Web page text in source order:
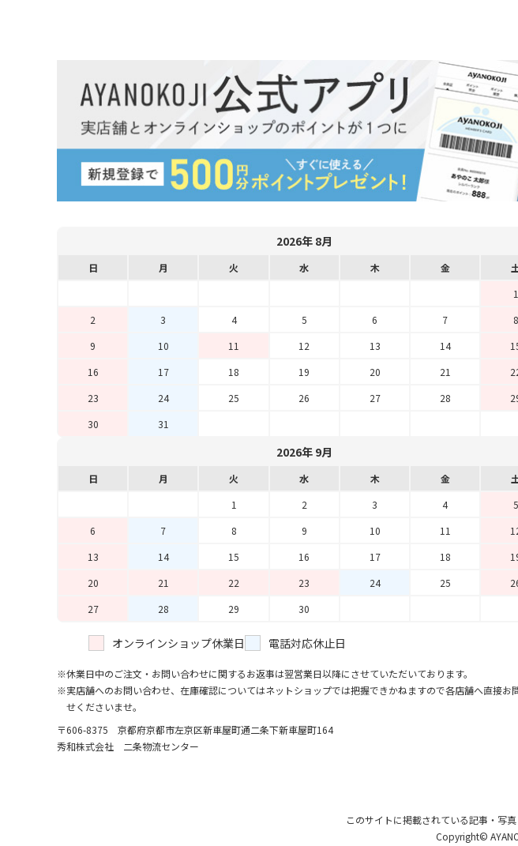
2026年 8月
日 月 火 水 木 金
1
2
3 4 5 6 7
8
9
10 11 12 13 14
16
17 18 19 20 21
23
24 25 26 27 28
30
31
2026年 9月
日 月 火 水 木 金
1
2 3 4
5
6
7 8 9 10 11
13
14 15 16 17 18
20
21 22 23 24 25
27
28 29 30
オンラインショップ休業日 電話対応休止日
休業日中のご注文・お問い合わせに関するお返事は翌営業日以降にさせていただいております。
実店舗へのお問い合わせ、在庫確認についてはネットショップでは把握できかねますので各店舗へ直接お
せくださいませ。
〒606-8375 京都府京都市左京区新車屋町通二条下新車屋町164
秀和株式会社 二条物流センター
このサイトに掲載されている記事・写
Copyright©